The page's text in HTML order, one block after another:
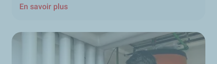
En savoir plus